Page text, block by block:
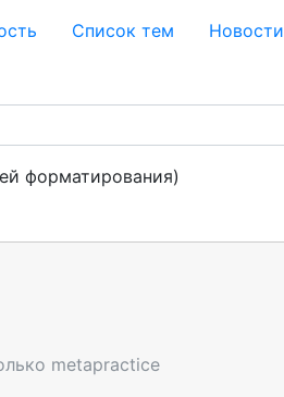
Cписок тем Новости
форматирования)
metapractice